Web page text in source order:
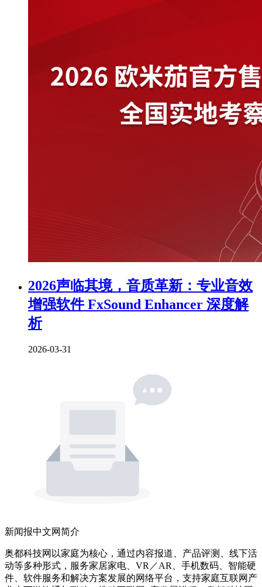
2026声临其境，音质革新：专业音效
增强软件 FxSound Enhancer 深度解
析
2026-03-31
新闻报中文网简介
奥都科技网以家庭为核心，通过内容报道、产品评测、线下活
动等多种形式，服务家居家电、VR／AR、手机数码、智能硬
件、软件服务和解决方案发展的网络平台，支持家庭互联网产